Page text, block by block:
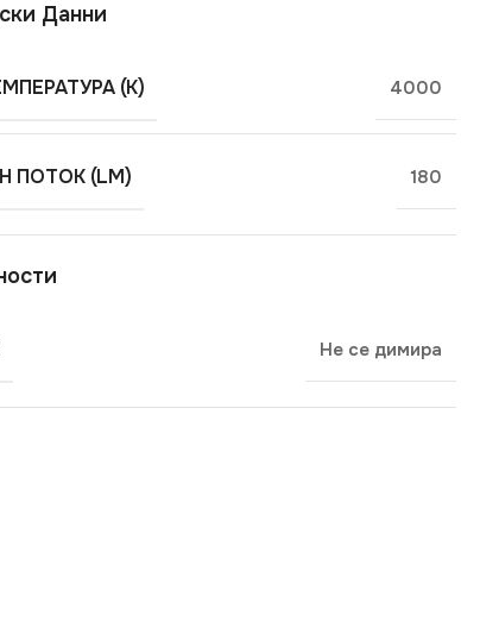
Данни
(K) 4000
ПОТОК (LM) 180
Не се димира